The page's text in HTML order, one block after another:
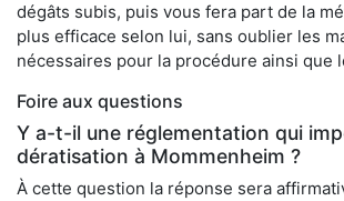
dégâts subis, puis vous fera part de la
plus efficace selon lui, sans oublier les
nécessaires pour la procédure ainsi que
Foire aux questions
Y a-t-il une réglementation qui
dératisation à Mommenheim ?
À cette question la réponse sera